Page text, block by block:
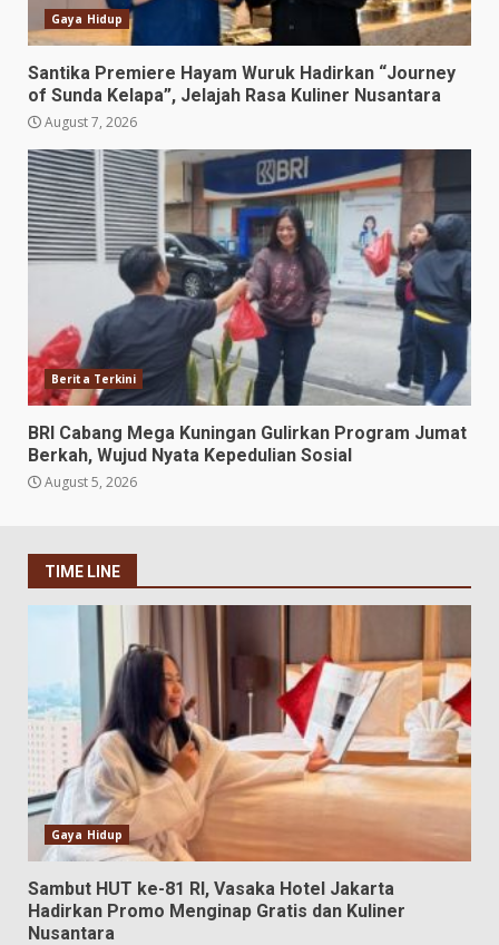
Gaya Hidup
Santika Premiere Hayam Wuruk Hadirkan “Journey
of Sunda Kelapa”, Jelajah Rasa Kuliner Nusantara
August 7, 2026
Berita Terkini
BRI Cabang Mega Kuningan Gulirkan Program Jumat
Berkah, Wujud Nyata Kepedulian Sosial
August 5, 2026
TIME LINE
Gaya Hidup
Sambut HUT ke-81 RI, Vasaka Hotel Jakarta
Hadirkan Promo Menginap Gratis dan Kuliner
Nusantara